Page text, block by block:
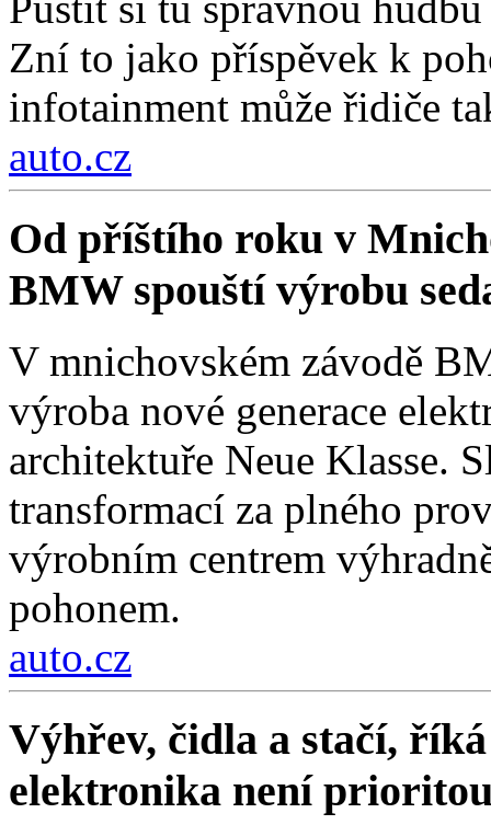
Zní to jako příspěvek k
infotainment může řidiče
auto.cz
Od příštího roku v
BMW spouští výrobu
V mnichovském závodě
výroba nové generace
architektuře Neue Klasse.
transformací za plného
výrobním centrem
pohonem.
auto.cz
Výhřev, čidla a stačí,
elektronika není